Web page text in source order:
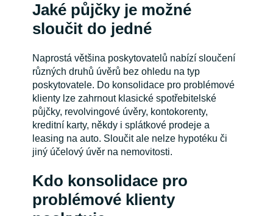
Jaké půjčky je možné
sloučit do jedné
Naprostá většina poskytovatelů nabízí sloučení
různých druhů úvěrů bez ohledu na typ
poskytovatele. Do konsolidace pro problémové
klienty lze zahrnout klasické spotřebitelské
půjčky, revolvingové úvěry, kontokorenty,
kreditní karty, někdy i splátkové prodeje a
leasing na auto. Sloučit ale nelze hypotéku či
jiný účelový úvěr na nemovitosti.
Kdo konsolidace pro
problémové klienty